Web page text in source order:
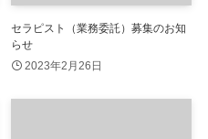
セラピスト（業務委託）募集のお知
らせ
2023年2月26日